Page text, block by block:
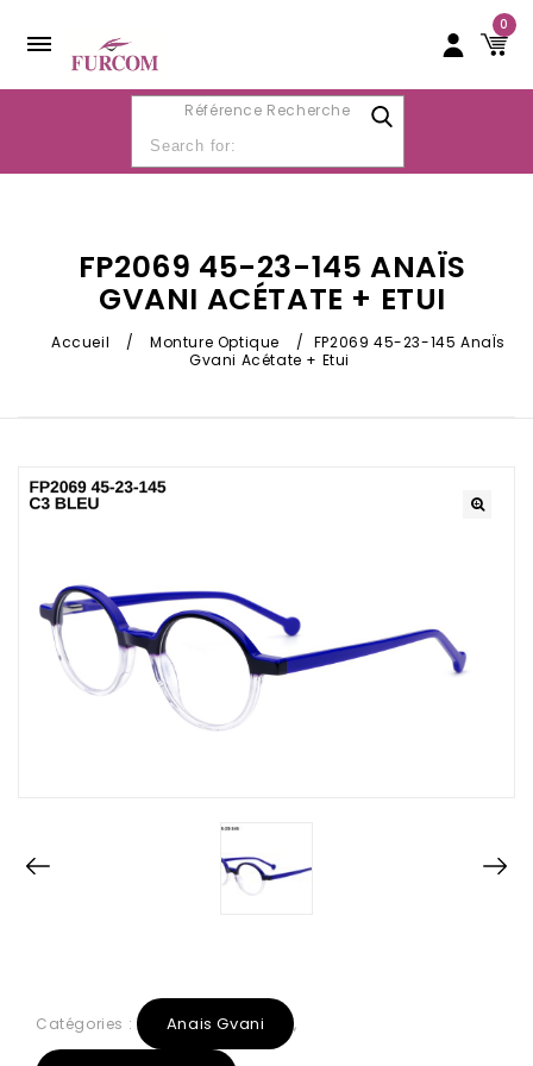
0
Référence Recherche
FP2069 45-23-145 ANAÏS
GVANI ACÉTATE + ETUI
Accueil / Monture Optique / FP2069 45-23-145 AnaÏs
Gvani Acétate + Etui
Catégories : Anais Gvani ,